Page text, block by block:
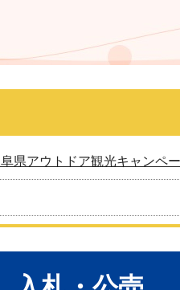
県アウトドア観光キャンペ